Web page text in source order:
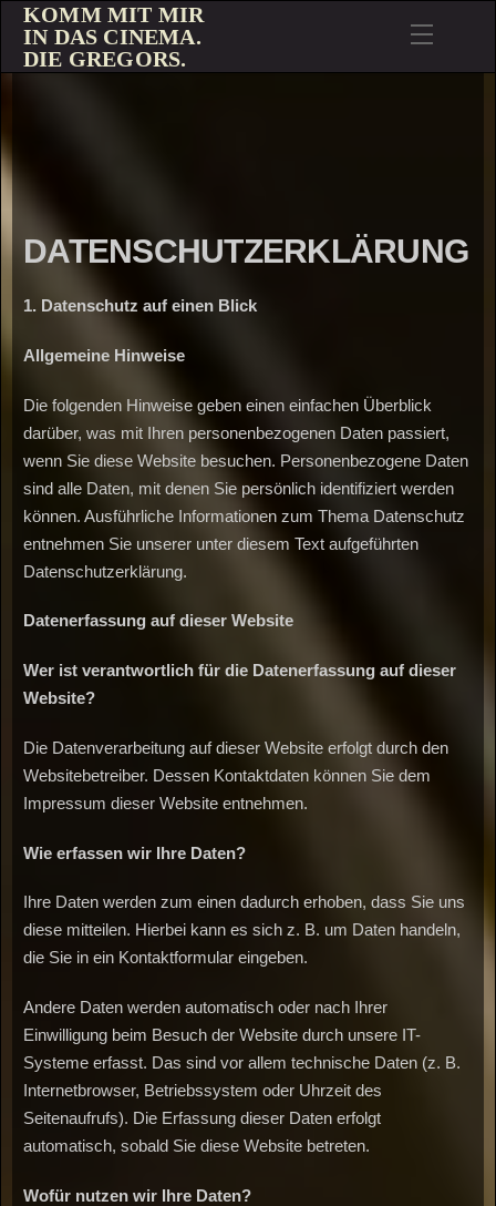
KOMM MIT MIR
IN DAS CINEMA.
DIE GREGORS.
DATENSCHUTZERKLÄRUNG
1. Datenschutz auf einen Blick
Allgemeine Hinweise
Die folgenden Hinweise geben einen einfachen Überblick
darüber, was mit Ihren personenbezogenen Daten passiert,
wenn Sie diese Website besuchen. Personenbezogene Daten
sind alle Daten, mit denen Sie persönlich identifiziert werden
können. Ausführliche Informationen zum Thema Datenschutz
entnehmen Sie unserer unter diesem Text aufgeführten
Datenschutzerklärung.
Datenerfassung auf dieser Website
Wer ist verantwortlich für die Datenerfassung auf dieser
Website?
Die Datenverarbeitung auf dieser Website erfolgt durch den
Websitebetreiber. Dessen Kontaktdaten können Sie dem
Impressum dieser Website entnehmen.
Wie erfassen wir Ihre Daten?
Ihre Daten werden zum einen dadurch erhoben, dass Sie uns
diese mitteilen. Hierbei kann es sich z. B. um Daten handeln,
die Sie in ein Kontaktformular eingeben.
Andere Daten werden automatisch oder nach Ihrer
Einwilligung beim Besuch der Website durch unsere IT-
Systeme erfasst. Das sind vor allem technische Daten (z. B.
Internetbrowser, Betriebssystem oder Uhrzeit des
Seitenaufrufs). Die Erfassung dieser Daten erfolgt
automatisch, sobald Sie diese Website betreten.
Wofür nutzen wir Ihre Daten?